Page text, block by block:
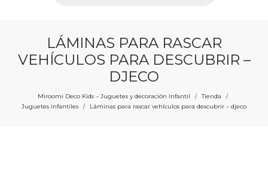
LÁMINAS PARA RASCAR
VEHÍCULOS PARA DESCUBRIR –
DJECO
Miroomi Deco Kids – Juguetes y decoración Infantil / Tienda /
Juguetes infantiles / Láminas para rascar vehículos para descubrir – djeco